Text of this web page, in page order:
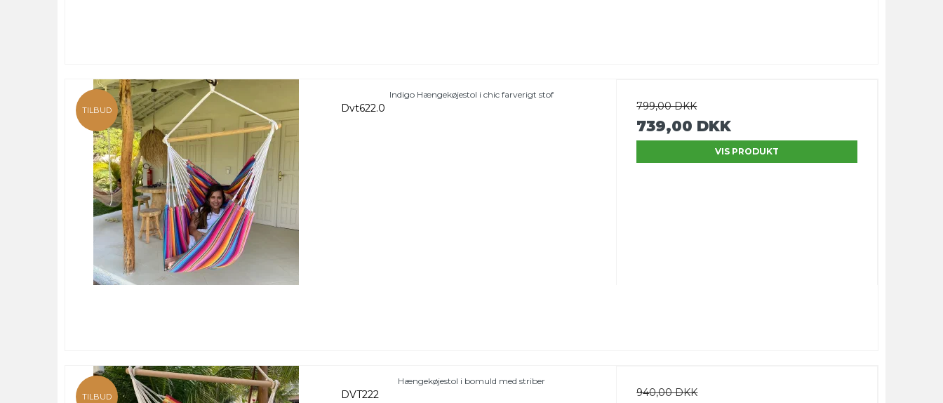
TILBUD
Indigo Hængekøjestol i chic farverigt stof
Dvt622.0 799,00 DKK
739,00 DKK
VIS PRODUKT
TILBUD
Hængekøjestol i bomuld med striber
DVT222 940,00 DKK